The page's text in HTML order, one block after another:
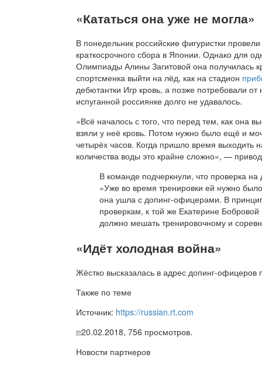
«Кататься она уже не могла»
В понедельник российские фигуристки
краткосрочного сбора в Японии. Однако для
Олимпиады Алины Загитовой она получилась
спортсменка выйти на лёд, как на стадион
дебютантки Игр кровь, а позже потребовали
испуганной россиянке долго не удавалось.
«Всё началось с того, что перед тем, как она
взяли у неё кровь. Потом нужно было ещё и
четырёх часов. Когда пришло время выходить
количества воды это крайне сложно», —
В команде подчеркнули, что проверка
«Уже во время тренировки ей нужно
она ушла с допинг-офицерами. В
проверкам, к той же Екатерине
должно мешать тренировочному и
«Идёт холодная война»
Жёстко высказалась в адрес допинг-
Также по теме
Источник: https://russian.rt.com
20.02.2018, 756 просмотров.
Новости партнеров